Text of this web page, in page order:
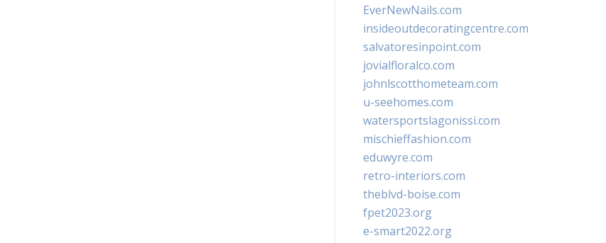
EverNewNails.com
insideoutdecoratingcentre.com
salvatoresinpoint.com
jovialfloralco.com
johnlscotthometeam.com
u-seehomes.com
watersportslagonissi.com
mischieffashion.com
eduwyre.com
retro-interiors.com
theblvd-boise.com
fpet2023.org
e-smart2022.org